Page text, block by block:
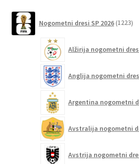
Nogometni dresi SP 2026 1223
Alžirija nogometni
Anglija nogometni
Argentina nogometni
Avstralija nogometni
Avstrija nogometni